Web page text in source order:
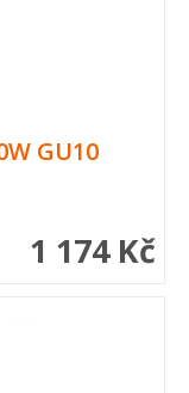
GU10
1 174 Kč